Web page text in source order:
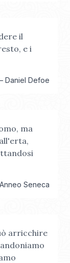
il
e i
Daniel Defoe
ma
Seneca
arricchire